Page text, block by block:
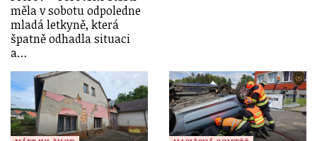
měla v sobotu odpoledne
mladá letkyně, která
špatně odhadla situaci
a…